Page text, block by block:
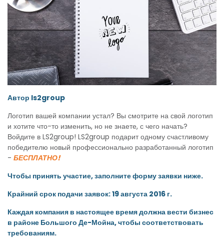
Автор ls2group
Логотип вашей компании устал? Вы смотрите на свой логотип
и хотите что-то изменить, но не знаете, с чего начать?
Войдите в LS2group! LS2group подарит одному счастливому
победителю новый профессионально разработанный логотип
- БЕСПЛАТНО!
Чтобы принять участие, заполните форму заявки ниже.
Крайний срок подачи заявок: 19 августа 2016 г.
Каждая компания в настоящее время должна вести бизнес
в районе Большого Де-Мойна, чтобы соответствовать
требованиям.